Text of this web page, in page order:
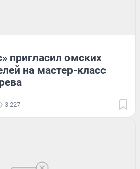
пригласил омских
на мастер-класс
3 227